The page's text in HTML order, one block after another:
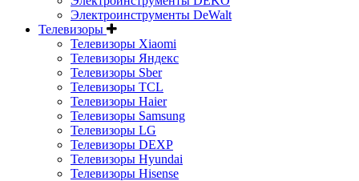
Электроинструменты DeWalt
Телевизоры
Телевизоры Xiaomi
Телевизоры Яндекс
Телевизоры Sber
Телевизоры TCL
Телевизоры Haier
Телевизоры Samsung
Телевизоры LG
Телевизоры DEXP
Телевизоры Hyundai
Телевизоры Hisense